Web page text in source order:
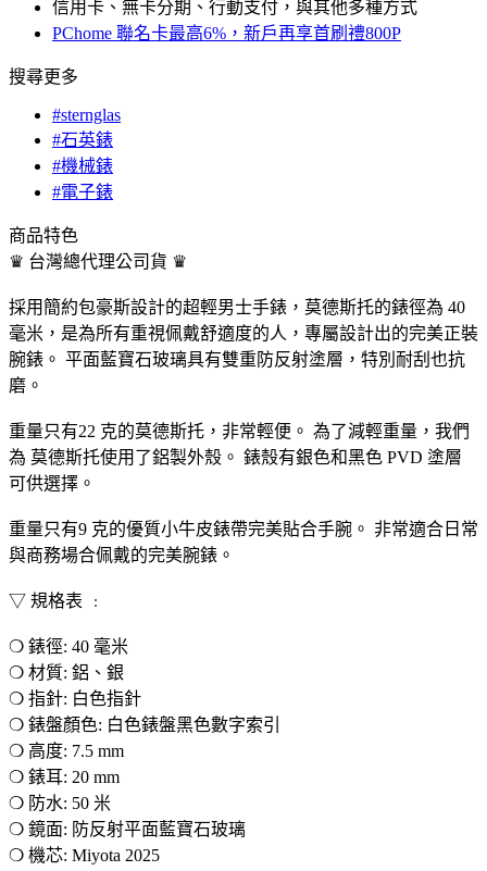
信用卡、無卡分期、行動支付，與其他多種方式
PChome 聯名卡最高6%，新戶再享首刷禮800P
搜尋更多
#sternglas
#石英錶
#機械錶
#電子錶
商品特色
♛ 台灣總代理公司貨 ♛
採用簡約包豪斯設計的超輕男士手錶，莫德斯托的錶徑為 40
毫米，是為所有重視佩戴舒適度的人，專屬設計出的完美正裝
腕錶。 平面藍寶石玻璃具有雙重防反射塗層，特別耐刮也抗
磨。
重量只有22 克的莫德斯托，非常輕便。 為了減輕重量，我們
為 莫德斯托使用了鋁製外殼。 錶殼有銀色和黑色 PVD 塗層
可供選擇。
重量只有9 克的優質小牛皮錶帶完美貼合手腕。 非常適合日常
與商務場合佩戴的完美腕錶。
▽ 規格表 ﹕
❍ 錶徑: 40 毫米
❍ 材質: 鋁、銀
❍ 指針: 白色指針
❍ 錶盤顏色: 白色錶盤黑色數字索引
❍ 高度: 7.5 mm
❍ 錶耳: 20 mm
❍ 防水: 50 米
❍ 鏡面: 防反射平面藍寶石玻璃
❍ 機芯: Miyota 2025